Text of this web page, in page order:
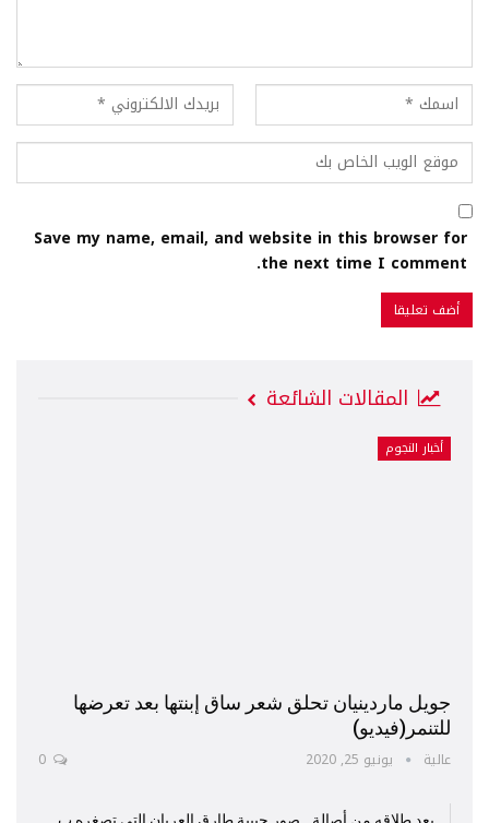
Save my name, email, and website in this browser for
the next time I comment.
المقالات الشائعة
أخبار النجوم
جويل ماردينيان تحلق شعر ساق إبنتها بعد تعرضها
للتنمر(فيديو)
عالية يونيو 25, 2020